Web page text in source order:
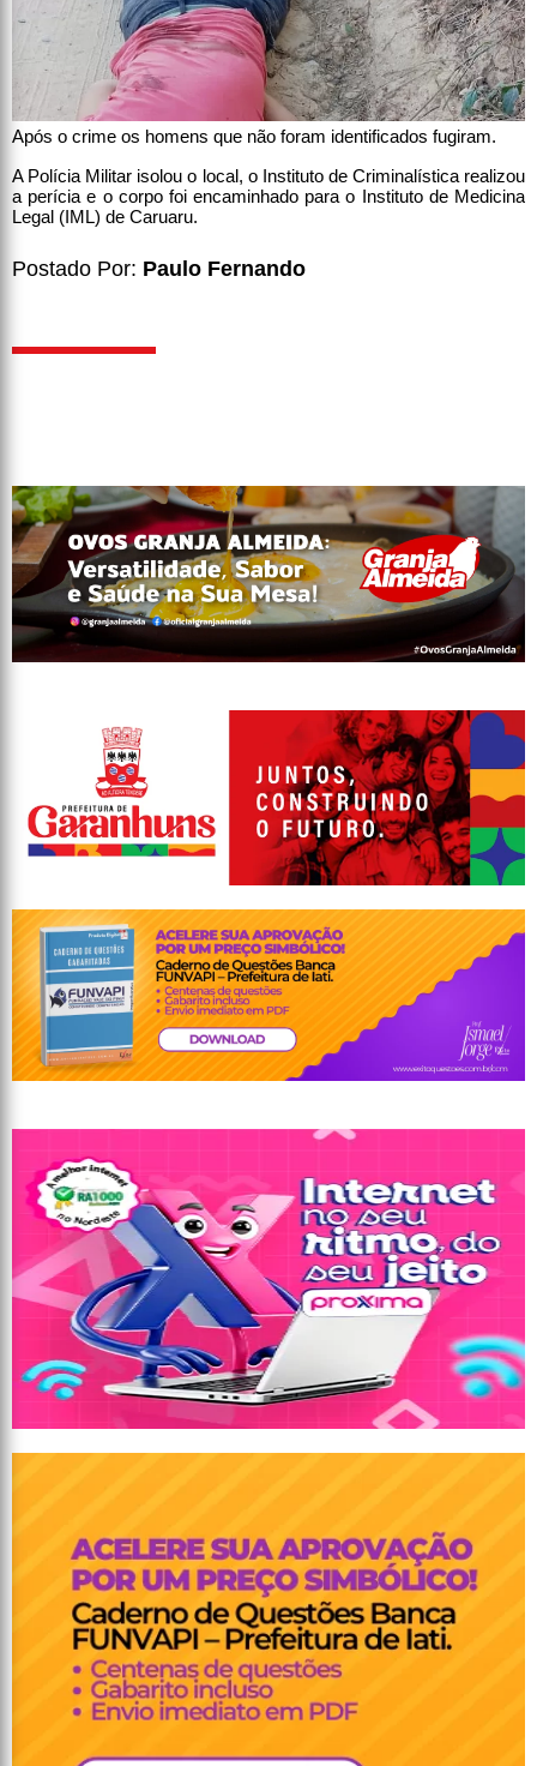
Após o crime os homens que não foram identificados fugiram.
A Polícia Militar isolou o local, o Instituto de Criminalística realizou
a perícia e o corpo foi encaminhado para o Instituto de Medicina
Legal (IML) de Caruaru.
Postado Por: Paulo Fernando